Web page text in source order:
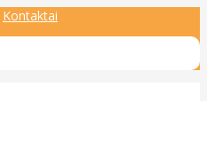
Kontaktai